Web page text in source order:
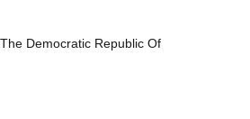
Democratic Republic Of